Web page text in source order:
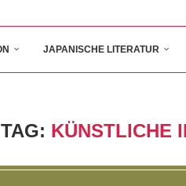
JAPANISCHE LITERATUR
TAG: KÜNSTLICHE